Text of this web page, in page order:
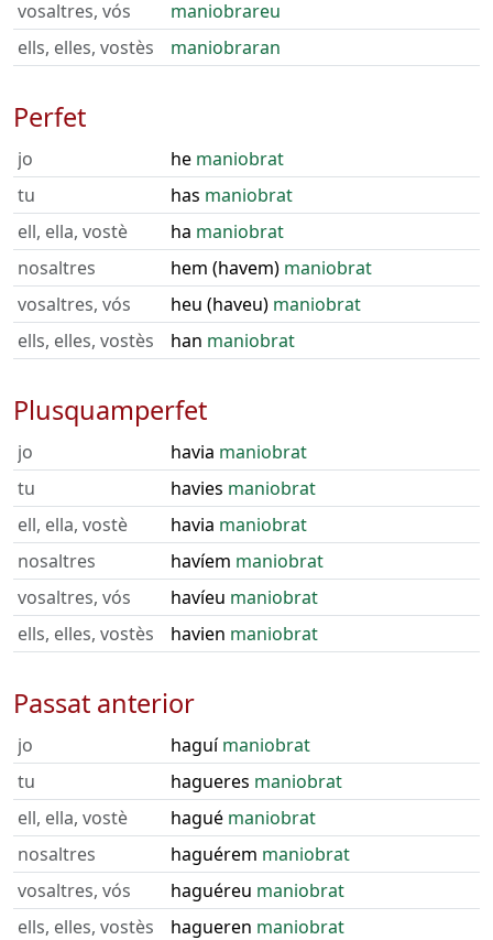
vosaltres, vós
maniobrareu
ells, elles, vostès
maniobraran
Perfet
jo he maniobrat
tu
has maniobrat
ell, ella, vostè
ha maniobrat
nosaltres
hem (havem) maniobrat
vosaltres, vós
heu (haveu) maniobrat
ells, elles, vostès
han maniobrat
Plusquamperfet
jo havia maniobrat
tu
havies maniobrat
ell, ella, vostè
havia maniobrat
nosaltres
havíem maniobrat
vosaltres, vós
havíeu maniobrat
ells, elles, vostès
havien maniobrat
Passat anterior
jo haguímaniobrat
tu
hagueres maniobrat
ell, ella, vostè
hagué maniobrat
nosaltres
haguérem maniobrat
vosaltres, vós
haguéreu maniobrat
ells, elles, vostès
hagueren maniobrat